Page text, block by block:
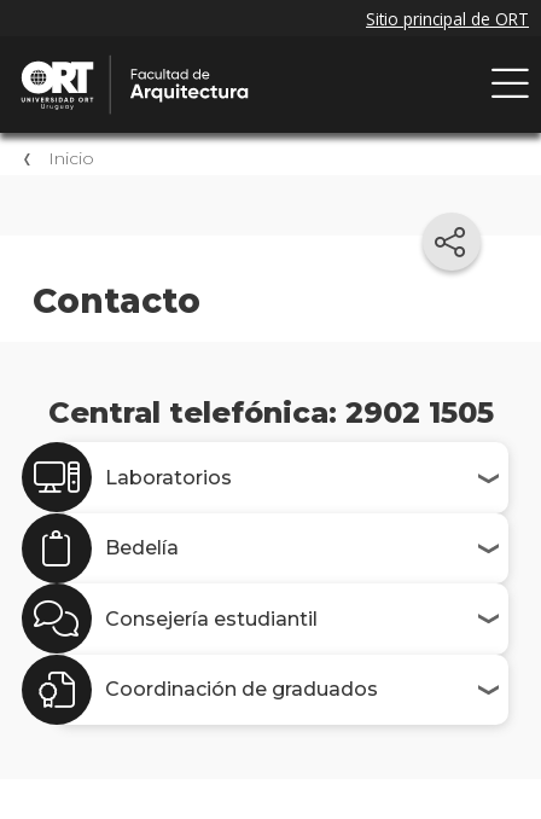
Inicio
Contacto
Central telefónica: 2902 1505
Laboratorios
Bedelía
Consejería estudiantil
Coordinación de graduados